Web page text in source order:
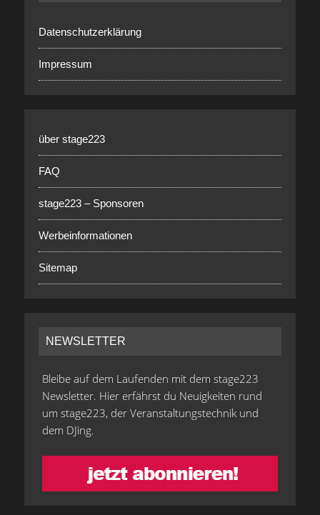
Datenschutzerklärung
Impressum
über stage223
FAQ
stage223 – Sponsoren
Werbeinformationen
Sitemap
NEWSLETTER
Bleibe auf dem Laufenden mit dem stage223
Newsletter. Hier erfährst du Neuigkeiten rund
um stage223, der Veranstaltungstechnik und
dem DJing.